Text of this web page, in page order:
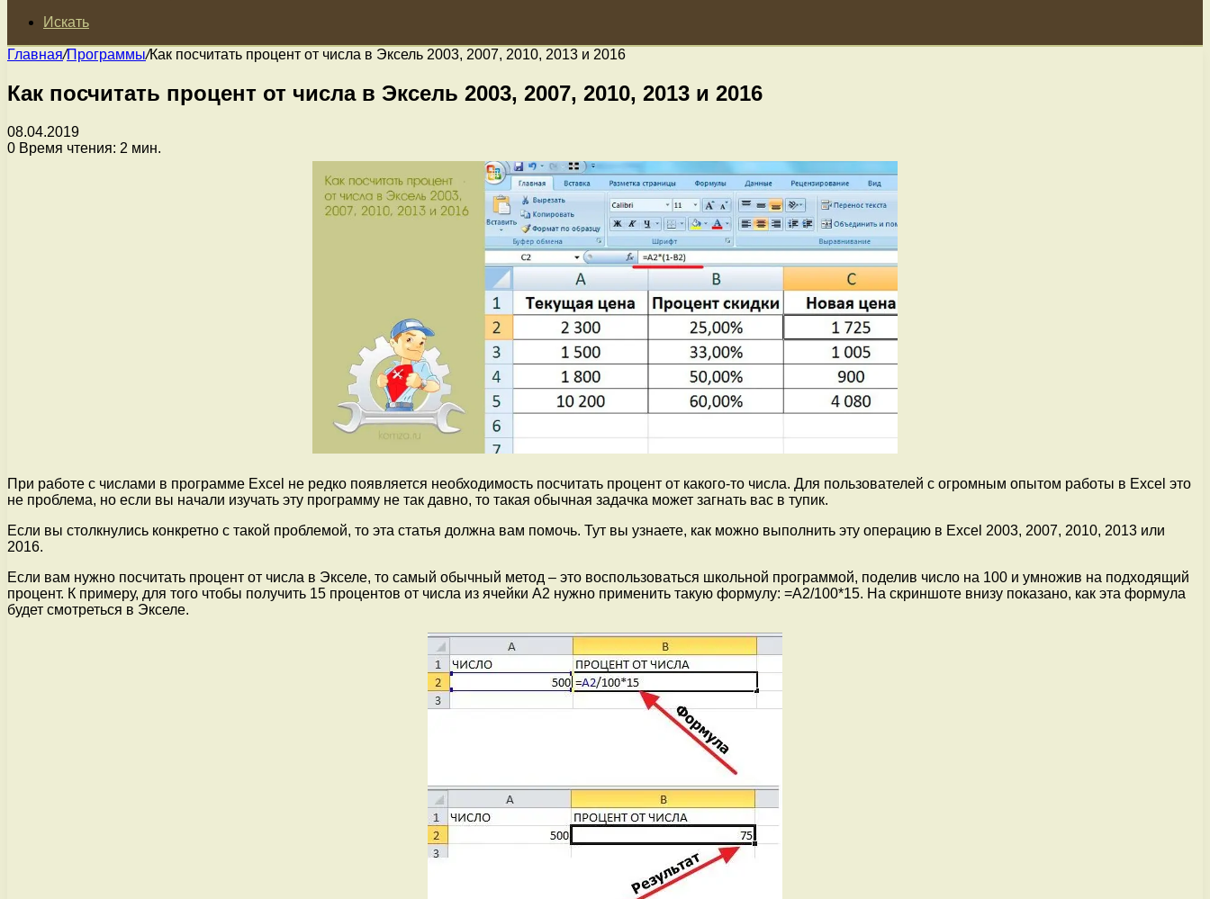
Искать
Главная/Программы/Как посчитать процент от числа в Эксель 2003, 2007, 2010, 2013 и 2016
Как посчитать процент от числа в Эксель 2003, 2007, 2010, 2013 и 2016
08.04.2019
0 Время чтения: 2 мин.
При работе с числами в программе Excel не редко появляется необходимость посчитать процент от какого-то числа. Для пользователей с огромным опытом работы в Excel это
не проблема, но если вы начали изучать эту программу не так давно, то такая обычная задачка может загнать вас в тупик.
Если вы столкнулись конкретно с такой проблемой, то эта статья должна вам помочь. Тут вы узнаете, как можно выполнить эту операцию в Excel 2003, 2007, 2010, 2013 или
2016.
Если вам нужно посчитать процент от числа в Экселе, то самый обычный метод – это воспользоваться школьной программой, поделив число на 100 и умножив на подходящий
процент. К примеру, для того чтобы получить 15 процентов от числа из ячейки A2 нужно применить такую формулу: =A2/100*15. На скриншоте внизу показано, как эта формула
будет смотреться в Экселе.